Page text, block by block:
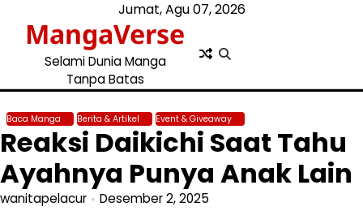
content
Jumat, Agu 07, 2026
MangaVerse
Selami Dunia Manga
Tanpa Batas
Baca Manga Berita & Artikel Event & Giveaway
Reaksi Daikichi Saat Tahu
Ayahnya Punya Anak Lain
wanitapelacur Desember 2, 2025